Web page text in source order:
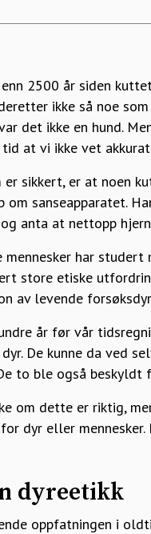
2500 år siden
ikke så noe
det ikke en hund.
at vi ikke vet
er sikkert, er at noen
om sanseapparatet.
og anta at nettopp
mennesker har
store etiske
av levende
år før vår
De kunne da ved
to ble også beskyldt
om dette er riktig,
for dyr eller
dyreetikk
oppfatningen i